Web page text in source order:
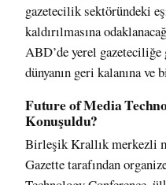
gazetecilik sektöründeki
kaldırılmasına
ABD’de yerel
dünyanın geri kalanına ve
Future of Media
Konuşuldu?
Birleşik Krallık merkezli
Gazette tarafından